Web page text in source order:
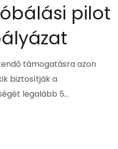
pilot
támogatásra azon
biztosítják a
legalább 5…